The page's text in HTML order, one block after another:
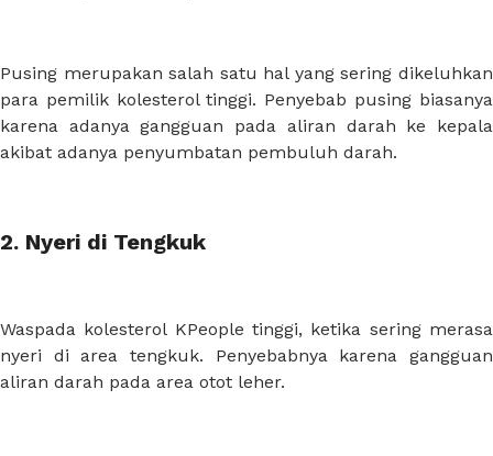
Pusing merupakan salah satu hal yang sering dikeluhkan
para pemilik kolesterol tinggi. Penyebab pusing biasanya
karena adanya gangguan pada aliran darah ke kepala
akibat adanya penyumbatan pembuluh darah.
2. Nyeri di Tengkuk
Waspada kolesterol KPeople tinggi, ketika sering merasa
nyeri di area tengkuk. Penyebabnya karena gangguan
aliran darah pada area otot leher.